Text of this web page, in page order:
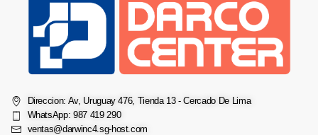
Direccion: Av, Uruguay 476, Tienda 13 - Cercado De Lima
WhatsApp: 987 419 290
ventas@darwinc4.sg-host.com